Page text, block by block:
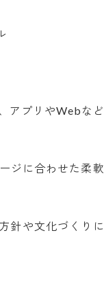
アプリやWebなど
ジに合わせた柔軟
針や文化づくりに